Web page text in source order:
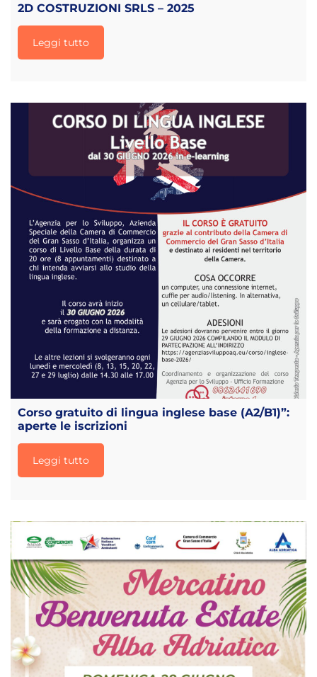
2D COSTRUZIONI SRLS – 2025
Leggi tutto
Corso gratuito di lingua inglese base (A2/B1)”:
aperte le iscrizioni
Leggi tutto